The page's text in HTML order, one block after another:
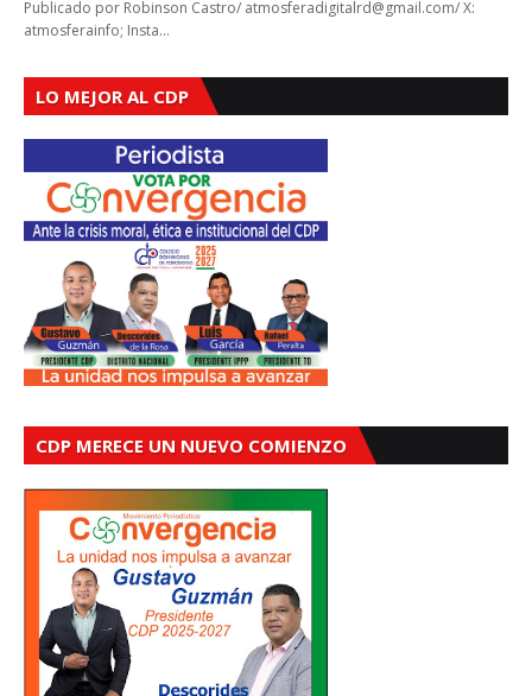
Publicado por Robinson Castro/ atmosferadigitalrd@gmail.com/ X:
atmosferainfo; Insta…
LO MEJOR AL CDP
CDP MERECE UN NUEVO COMIENZO